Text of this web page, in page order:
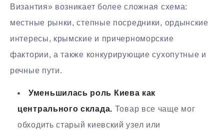
Византия» возникает более сложная схема:
местные рынки, степные посредники, ордынские
интересы, крымские и причерноморские
фактории, а также конкурирующие сухопутные и
речные пути.
Уменьшилась роль Киева как
центрального склада. Товар все чаще мог
обходить старый киевский узел или